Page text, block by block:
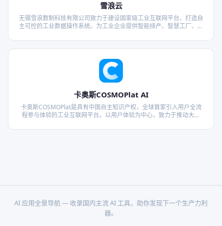
雪浪云
无锡雪浪数制科技有限公司致力于建设国家级工业互联网平台、打造自
主可控的工业数据操作系统。为工业企业提供智能排产、智慧工厂、智
百度等知名互联网公司。
卡奥斯COSMOPlat AI
卡奥斯COSMOPlat是具有中国自主知识产权，全球首家引入用户全流
程参与体验的工业互联网平台。以用户体验为中心，致力于推动大数
合，助力企业建立高度灵活的数字化、智能化生产运维模式，为企业数
AI 应用全景导航 — 收录国内主流 AI 工具，助你发现下一个生产力利
器。